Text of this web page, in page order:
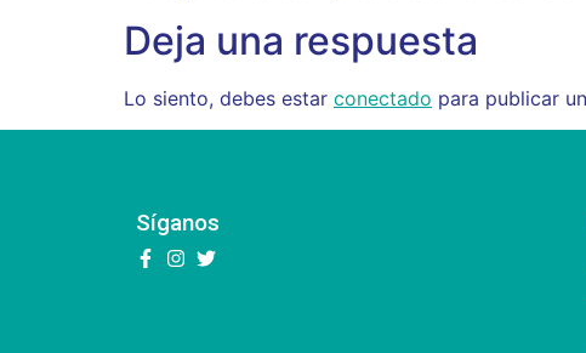
Deja una respuesta
Lo siento, debes estar conectado para publicar
Síganos